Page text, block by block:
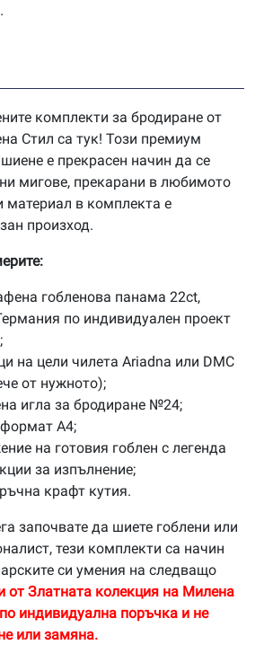
комплекти за бродиране от
Стил са тук! Този премиум
е прекрасен начин да се
мигове, прекарани в любимото
материал в комплекта е
произход.
гобленова панама 22ct,
по индивидуален проект
на цели чилета Ariadna или DMC
от нужното);
игла за бродиране №24;
А4;
на готовия гоблен с легенда
за изпълнение;
крафт кутия.
започвате да шиете гоблени или
тези комплекти са начин
си умения на следващо
от Златната колекция на Милена
индивидуална поръчка и не
или замяна.